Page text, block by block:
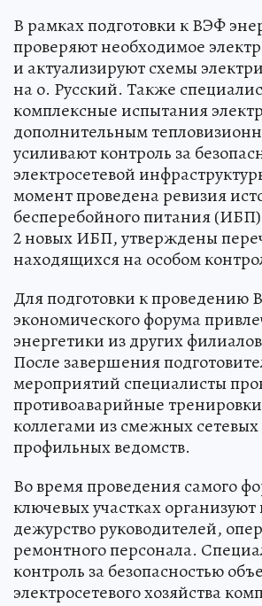
В рамках подготовки к ВЭФ
проверяют необходимое
и актуализируют схемы
на о. Русский. Также
комплексные испытания
дополнительным
усиливают контроль за
электросетевой
момент проведена ревизия
бесперебойного питания
2 новых ИБП, утверждены
находящихся на особом
Для подготовки к проведению
экономического форума
энергетики из других
После завершения
мероприятий специалисты
противоаварийные
коллегами из смежных
профильных ведомств.
Во время проведения самого
ключевых участках организуют
дежурство руководителей,
ремонтного персонала.
контроль за безопасностью
электросетевого хозяйства